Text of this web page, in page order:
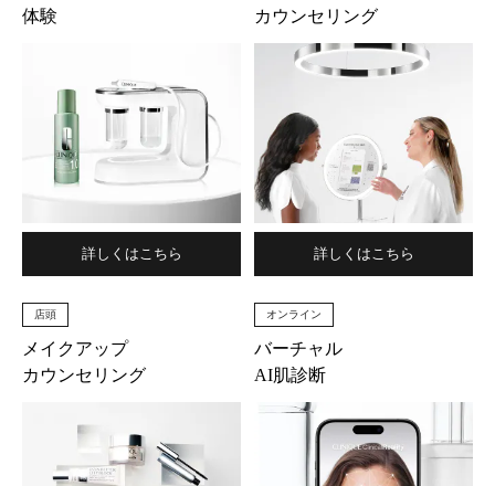
体験
詳しくはこちら
カウンセリング
詳しくはこちら
店頭
メイクアップ
カウンセリング
オンライン
バーチャル
AI肌診断